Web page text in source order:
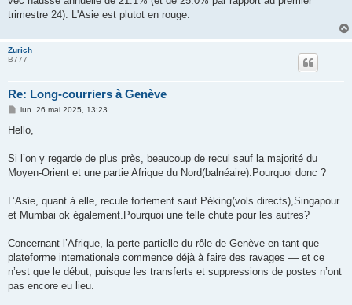
trimestre 24). L'Asie est plutot en rouge.
Zurich
B777
Re: Long-courriers à Genève
M
s
g
lun. 26 mai 2025, 13:23
Hello,
Si l’on y regarde de plus près, beaucoup de recul sauf la majorité du
Moyen-Orient et une partie Afrique du Nord(balnéaire).Pourquoi donc ?
L’Asie, quant à elle, recule fortement sauf Péking(vols directs),Singapour
et Mumbai ok également.Pourquoi une telle chute pour les autres?
Concernant l’Afrique, la perte partielle du rôle de Genève en tant que
plateforme internationale commence déjà à faire des ravages — et ce
n’est que le début, puisque les transferts et suppressions de postes n’ont
pas encore eu lieu.